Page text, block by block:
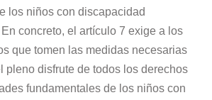
los niños con discapacidad
concreto, el artículo 7 exige a los
que tomen las medidas necesarias
pleno disfrute de todos los derechos
fundamentales de los niños con